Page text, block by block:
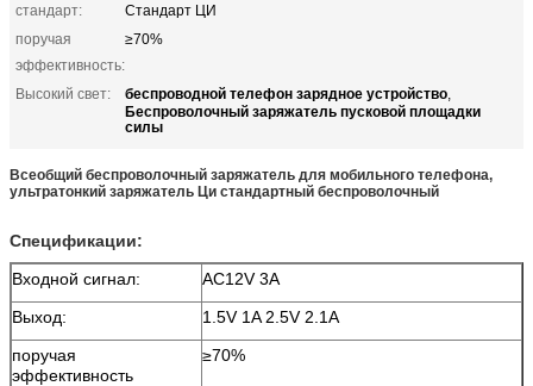
стандарт:
Стандарт ЦИ
поручая
эффективность:
≥70%
Высокий свет: беспроводной телефон зарядное устройство,
Беспроволочный заряжатель пусковой площадки
силы
Всеобщий беспроволочный заряжатель для мобильного телефона,
ультратонкий заряжатель Ци стандартный беспроволочный
Спецификации:
Входной сигнал:
AC12V 3A
Выход:
1.5V 1A 2.5V 2.1A
поручая
эффективность
≥70%